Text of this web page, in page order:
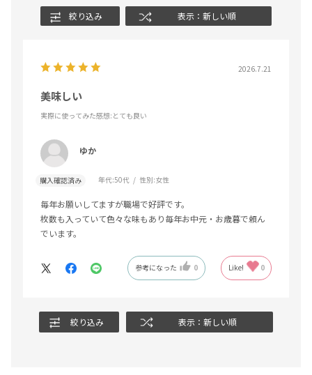
絞り込み 表示：新しい順
2026.7.21
美味しい
実際に使ってみた感想:とても良い
ゆか
購入確認済み 年代:50代 性別:女性
毎年お願いしてますが職場で好評です。
枚数も入っていて色々な味もあり毎年お中元・お歳暮で頼ん
でいます。
参考になった 0 Like! 0
絞り込み 表示：新しい順